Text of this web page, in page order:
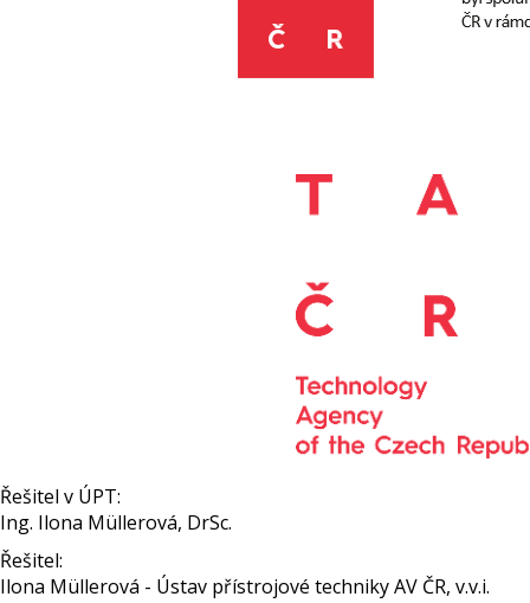
Řešitel v ÚPT:
Ing. Ilona Müllerová, DrSc.
Řešitel:
Ilona Müllerová - Ústav přístrojové techniky AV ČR, v.v.i.